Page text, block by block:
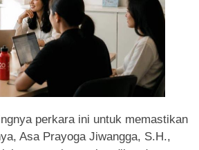
perkara ini untuk memastikan
Asa Prayoga Jiwangga, S.H.,